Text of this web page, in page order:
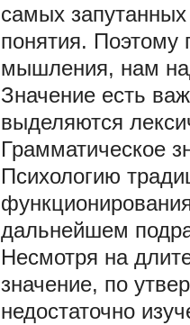
самых
понятия. Поэтому
мышления, нам
Значение есть
выделяются
Грамматическое
Психологию
дальнейшем
Несмотря на
значение, по
недостаточно